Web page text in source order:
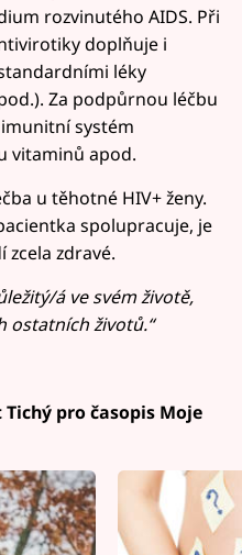
rozvinutého AIDS. Při
doplňuje i
léky
Za podpůrnou léčbu
systém
vitaminů apod.
u těhotné HIV+ ženy.
spolupracuje, je
zcela zdravé.
á ve svém životě,
ostatních životů.“
pro časopis Moje